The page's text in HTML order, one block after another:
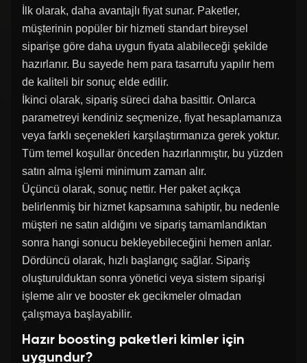
İlk olarak, daha avantajlı fiyat sunar. Paketler,
müşterinin popüler bir hizmeti standart bireysel
siparişe göre daha uygun fiyata alabileceği şekilde
hazırlanır. Bu sayede hem para tasarrufu yapılır hem
de kaliteli bir sonuç elde edilir.
İkinci olarak, sipariş süreci daha basittir. Onlarca
parametreyi kendiniz seçmenize, fiyat hesaplamanıza
veya farklı seçenekleri karşılaştırmanıza gerek yoktur.
Tüm temel koşullar önceden hazırlanmıştır, bu yüzden
satın alma işlemi minimum zaman alır.
Üçüncü olarak, sonuç nettir. Her paket açıkça
belirlenmiş bir hizmet kapsamına sahiptir, bu nedenle
müşteri ne satın aldığını ve sipariş tamamlandıktan
sonra hangi sonucu bekleyebileceğini hemen anlar.
Dördüncü olarak, hızlı başlangıç sağlar. Sipariş
oluşturulduktan sonra yönetici veya sistem siparişi
işleme alır ve booster ek gecikmeler olmadan
çalışmaya başlayabilir.
Hazır boosting paketleri kimler için
uygundur?